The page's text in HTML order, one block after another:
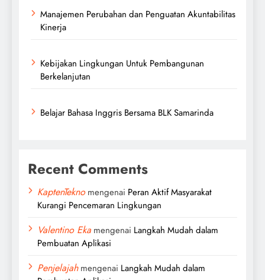
Manajemen Perubahan dan Penguatan Akuntabilitas
Kinerja
Kebijakan Lingkungan Untuk Pembangunan
Berkelanjutan
Belajar Bahasa Inggris Bersama BLK Samarinda
Recent Comments
KaptenTeknomengenai Peran Aktif Masyarakat
Kurangi Pencemaran Lingkungan
Valentino Eka mengenai Langkah Mudah dalam
Pembuatan Aplikasi
Penjelajahmengenai Langkah Mudah dalam